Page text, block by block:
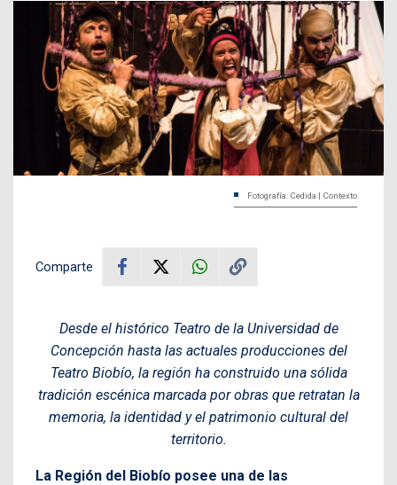
Fotografía: Cedida | Contexto
Comparte
Desde el histórico Teatro de la Universidad de
Concepción hasta las actuales producciones del
Teatro Biobío, la región ha construido una sólida
tradición escénica marcada por obras que retratan la
memoria, la identidad y el patrimonio cultural del
territorio.
La Región del Biobío posee una de las